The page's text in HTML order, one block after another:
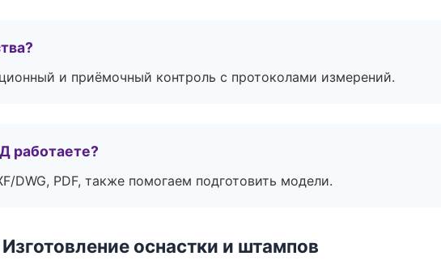
и приёмочный контроль с протоколами измерений.
работаете?
DWG, PDF, также помогаем подготовить модели.
оснастки и штампов